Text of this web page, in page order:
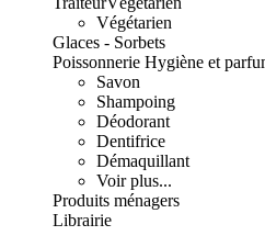
Végétarien
Glaces - Sorbets
Poissonnerie Hygiène et
Savon
Shampoing
Déodorant
Dentifrice
Démaquillant
Voir plus...
Produits ménagers
Librairie